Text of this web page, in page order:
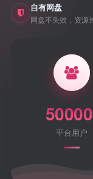
自有网盘
网盘不失效，资源
50000
平台用户